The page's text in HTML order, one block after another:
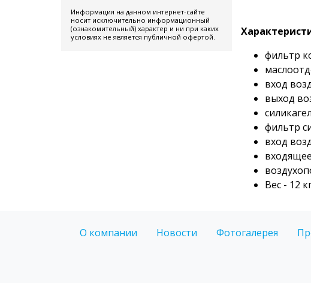
Информация на данном интернет-сайте
носит исключительно информационный
(ознакомительный) характер и ни при каких
условиях не является публичной офертой.
фильтр
вход
выход
фильтр
вход
Вес - 12
О компании Новости Фотогалерея